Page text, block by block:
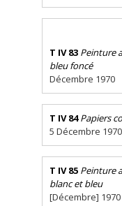
T IV 83 Peinture
bleu foncé
Décembre 1970
T IV 84 Papiers
5 Décembre 1970
T IV 85 Peinture
blanc et bleu
[Décembre] 1970